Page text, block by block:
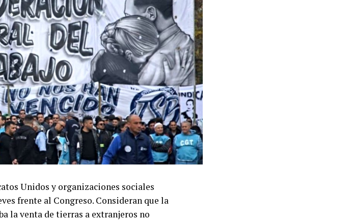
Unidos y organizaciones sociales
frente al Congreso. Consideran que la
la venta de tierras a extranjeros no